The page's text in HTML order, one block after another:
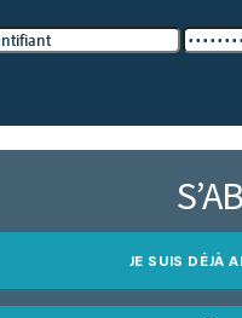
JE SUIS DÉJÀ